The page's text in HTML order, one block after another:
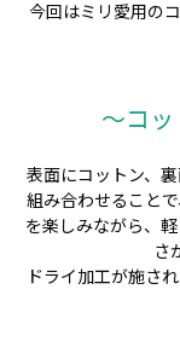
今回はミリ愛用の
～コ
表面にコットン、
組み合わせること
を楽しみながら、
さ
ドライ加工が施さ